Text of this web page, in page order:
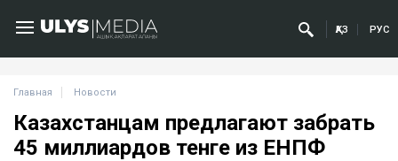
ҚАЗ РУС
Главная Новости
Казахстанцам предлагают забрать
45 миллиардов тенге из ЕНПФ